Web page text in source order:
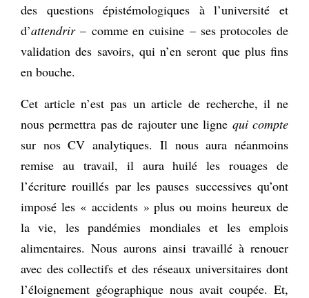
des questions épistémologiques à l’université et
d’attendrir– comme en cuisine – ses protocoles de
validation des savoirs, qui n’en seront que plus fins
en bouche.
Cet article n’est pas un article de recherche, il ne
nous permettra pas de rajouter une ligne qui compte
sur nos CV analytiques. Il nous aura néanmoins
remise au travail, il aura huilé les rouages de
l’écriture rouillés par les pauses successives qu’ont
imposé les « accidents » plus ou moins heureux de
la vie, les pandémies mondiales et les emplois
alimentaires. Nous aurons ainsi travaillé à renouer
avec des collectifs et des réseaux universitaires dont
l’éloignement géographique nous avait coupée. Et,